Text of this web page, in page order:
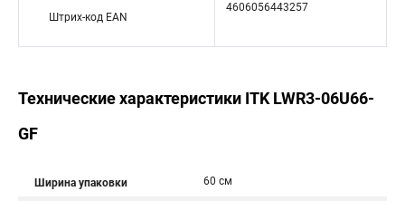
Штрих-код EAN
4606056443257
Технические характеристики ITK LWR3-06U66-
GF
Ширина упаковки 60 см